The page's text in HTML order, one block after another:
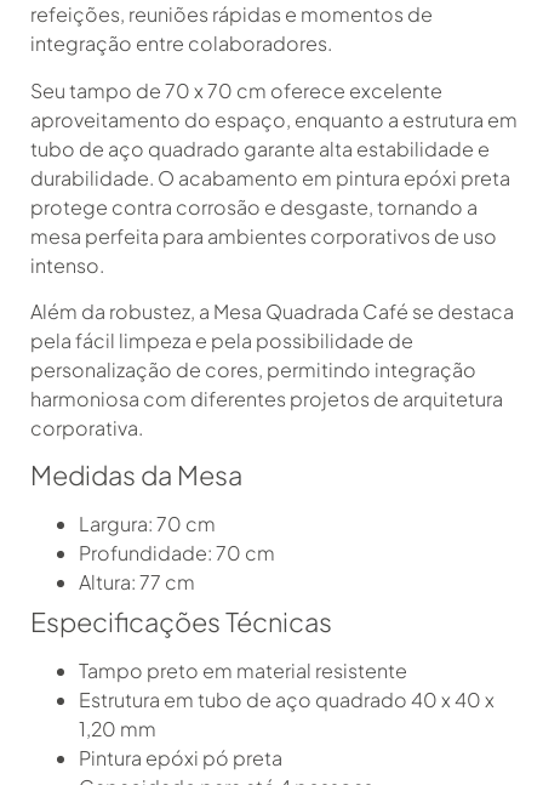
refeições, reuniões rápidas e momentos de
integração entre colaboradores.
Seu tampo de 70 x 70 cm oferece excelente
aproveitamento do espaço, enquanto a estrutura em
tubo de aço quadrado garante alta estabilidade e
durabilidade. O acabamento em pintura epóxi preta
protege contra corrosão e desgaste, tornando a
mesa perfeita para ambientes corporativos de uso
intenso.
Além da robustez, a Mesa Quadrada Café se destaca
pela fácil limpeza e pela possibilidade de
personalização de cores, permitindo integração
harmoniosa com diferentes projetos de arquitetura
corporativa.
Medidas da Mesa
Largura: 70 cm
Profundidade: 70 cm
Altura: 77 cm
Especificações Técnicas
Tampo preto em material resistente
Estrutura em tubo de aço quadrado 40 x 40 x
1,20 mm
Pintura epóxi pó preta